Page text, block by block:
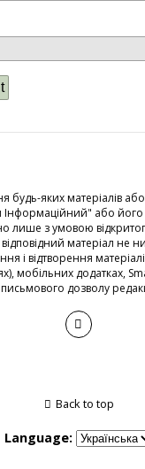
будь-яких матеріалів або
Інформаційний" або його
лише з умовою
матеріал не
і відтворення
мобільних додатках,
письмового дозволу
Back to top
Language: